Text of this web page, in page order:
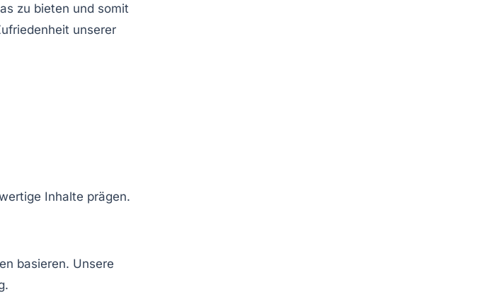
zu bieten und somit
unserer
Inhalte prägen.
basieren. Unsere